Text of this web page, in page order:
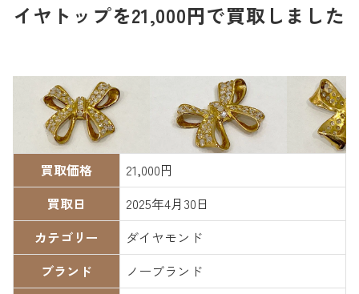
イヤトップを21,000円で買取しました
買取価格
21,000円
買取日
2025年4月30日
カテゴリー
ダイヤモンド
ブランド
ノーブランド